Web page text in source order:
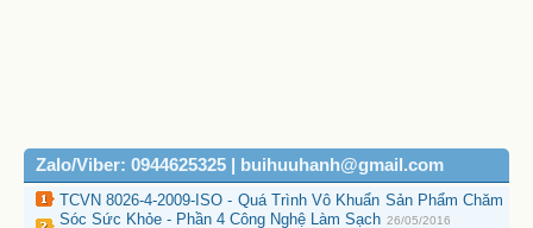
Zalo/Viber: 0944625325 | buihuuhanh@gmail.com
TCVN 8026-4-2009-ISO - Quá Trình Vô Khuẩn Sản Phẩm Chăm
Sóc Sức Khỏe - Phần 4 Công Nghệ Làm Sạch 26/05/2016